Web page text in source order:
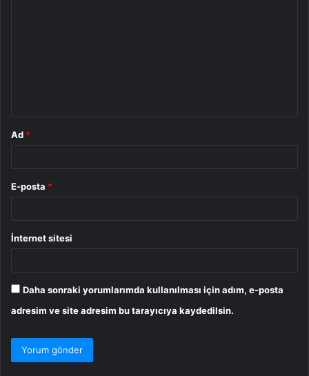
Ad *
E-posta *
İnternet sitesi
Daha sonraki yorumlarımda kullanılması için adım, e-posta
adresim ve site adresim bu tarayıcıya kaydedilsin.